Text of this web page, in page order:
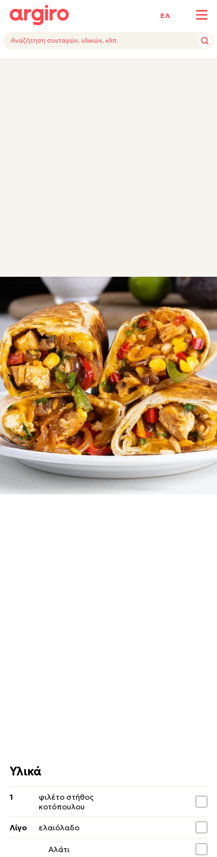
ΕΛ
ΥΛΙΚΑVIDEOΕΚΤΕΛΕΣΗTIPSΕΞΟΠΛΙΣΜΟΣ
ΣΥΝΤΑΓΕΣ ΑΛΜΥΡΑ FINGERFOOD
Burritos
Ζουμερά burritos με κοτόπουλο, πολύχρωμες
πιπεριές, καλαμπόκι και λιωμένο τυρί, ψημένα στο
τηγάνι μέχρι να γίνουν τραγανά.
Εύκολη 0:15
4 10 λεπτά 5 λεπτά
Υλικά
1
φιλέτο στήθος
κοτόπουλου
Λίγο ελαιόλαδο
Αλάτι